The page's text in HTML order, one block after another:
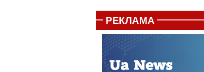
РЕКЛАМА